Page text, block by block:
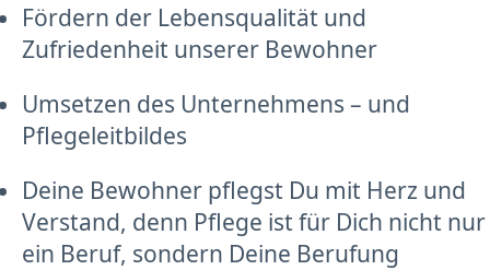
Fördern der Lebensqualität und
Zufriedenheit unserer Bewohner
Umsetzen des Unternehmens – und
Pflegeleitbildes
Deine Bewohner pflegst Du mit Herz und
Verstand, denn Pflege ist für Dich nicht nur
ein Beruf, sondern Deine Berufung